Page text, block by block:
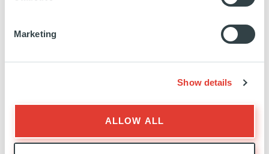
Marketing
Show details
ALLOW ALL
Philipp Schmitz décrypte les
MARKET WATCH